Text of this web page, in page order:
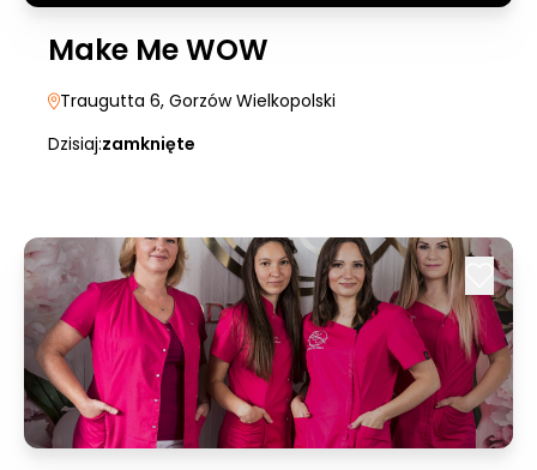
Make Me WOW
Traugutta 6, Gorzów Wielkopolski
Dzisiaj:zamknięte